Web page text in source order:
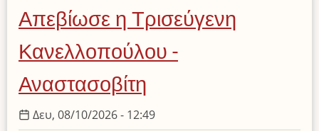
Απεβίωσε η Τρισεύγενη
Κανελλοπούλου -
Αναστασοβίτη
Δευ, 08/10/2026 - 12:49